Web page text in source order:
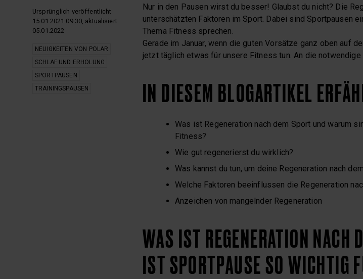
Ursprünglich veröffentlicht
15.01.2021 09:30, aktualisiert
05.01.2022
NEUIGKEITEN VON POLAR
SCHLAF UND ERHOLUNG
SPORTPAUSEN
TRAININGSPAUSEN
Nur in den Pausen wirst du besser! Glaubst du nicht? Die
unterschätzten Faktoren im Sport. Dabei sind Sportpausen
Thema Fitness sprechen.
Gerade im Januar, wenn die guten Vorsätze ganz oben auf
jetzt täglich etwas für unsere Fitness tun. An die notwendige
IN DIESEM BLOGARTIKEL
Was ist Regeneration nach dem Sport und warum
Fitness?
Wie gut regenerierst du wirklich?
Was kannst du tun, um deine Regeneration nach
Welche Faktoren beeinflussen die Regeneration
Anzeichen von mangelnder Regeneration
WAS IST REGENERATION NACH
IST SPORTPAUSE SO WICHTIG